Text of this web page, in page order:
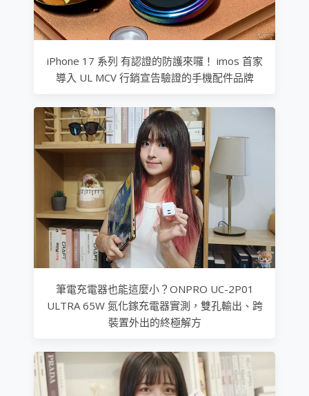
iPhone 17 系列 有認證的防護來囉！ imos 首家
導入 UL MCV 行銷宣告驗證的手機配件品牌
筆電充電器也能這麼小？ONPRO UC-2P01
ULTRA 65W 氮化鎵充電器實測，雙孔輸出、跨
裝置外出的終極解方